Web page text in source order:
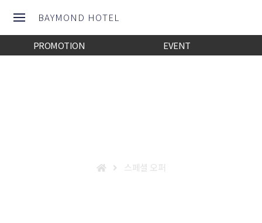
BAYMOND HOTEL
PROMOTION EVENT
스페셜 오퍼